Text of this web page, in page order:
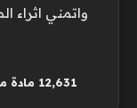
واتمني اثراء
12٬631 مادة منشورة